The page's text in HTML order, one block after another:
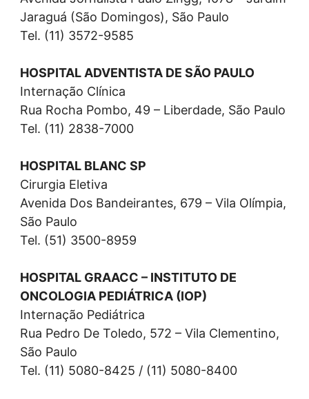
Jaraguá (São Domingos), São Paulo
Tel. (11) 3572-9585
HOSPITAL ADVENTISTA DE SÃO PAULO
Internação Clínica
Rua Rocha Pombo, 49 – Liberdade, São Paulo
Tel. (11) 2838-7000
HOSPITAL BLANC SP
Cirurgia Eletiva
Avenida Dos Bandeirantes, 679 – Vila Olímpia,
São Paulo
Tel. (51) 3500-8959
HOSPITAL GRAACC – INSTITUTO DE
ONCOLOGIA PEDIÁTRICA (IOP)
Internação Pediátrica
Rua Pedro De Toledo, 572 – Vila Clementino,
São Paulo
Tel. (11) 5080-8425 / (11) 5080-8400